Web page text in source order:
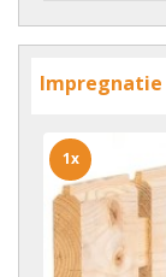
Impregnatie
1x